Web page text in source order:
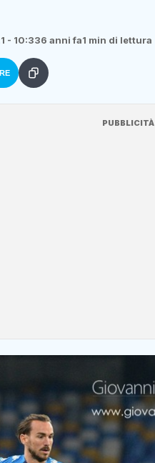
- 10:336 anni fa1 min di lettura
PUBBLICITÀ